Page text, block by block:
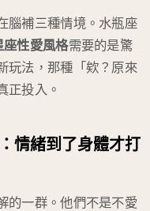
腦補三種情境。水瓶座
座性愛風格需要的是驚
玩法，那種「欸？原來
正投入。
情緒到了身體才打
的一群。他們不是不愛